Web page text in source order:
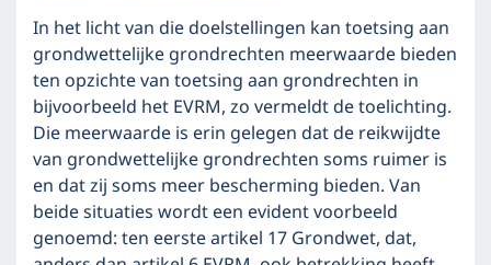
In het licht van die doelstellingen kan toetsing aan
grondwettelijke grondrechten meerwaarde bieden
ten opzichte van toetsing aan grondrechten in
bijvoorbeeld het EVRM, zo vermeldt de toelichting.
Die meerwaarde is erin gelegen dat de reikwijdte
van grondwettelijke grondrechten soms ruimer is
en dat zij soms meer bescherming bieden. Van
beide situaties wordt een evident voorbeeld
genoemd: ten eerste artikel 17 Grondwet, dat,